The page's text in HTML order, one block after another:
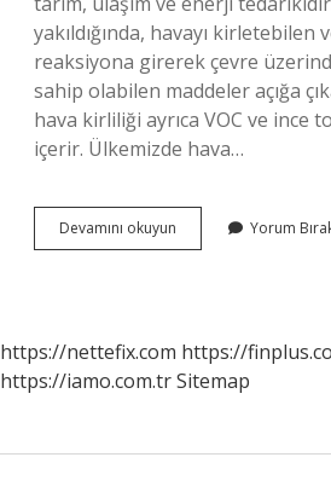
yakıldığında, havayı kirletebilen
reaksiyona girerek çevre
sahip olabilen maddeler açığa
hava kirliliği ayrıca VOC ve ince
içerir. Ülkemizde hava…
Devamını okuyun Türkiyede
Hava
Yorum
https://nettefix.com https://
https://iamo.com.trSitemap